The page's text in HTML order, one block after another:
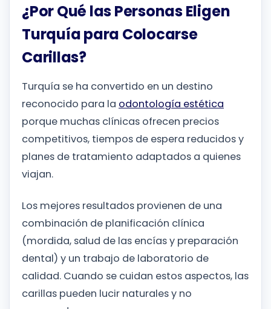
¿Por Qué las Personas Eligen
Turquía para Colocarse
Carillas?
Turquía se ha convertido en un destino
reconocido para la odontología estética
porque muchas clínicas ofrecen precios
competitivos, tiempos de espera reducidos y
planes de tratamiento adaptados a quienes
viajan.
Los mejores resultados provienen de una
combinación de planificación clínica
(mordida, salud de las encías y preparación
dental) y un trabajo de laboratorio de
calidad. Cuando se cuidan estos aspectos, las
carillas pueden lucir naturales y no